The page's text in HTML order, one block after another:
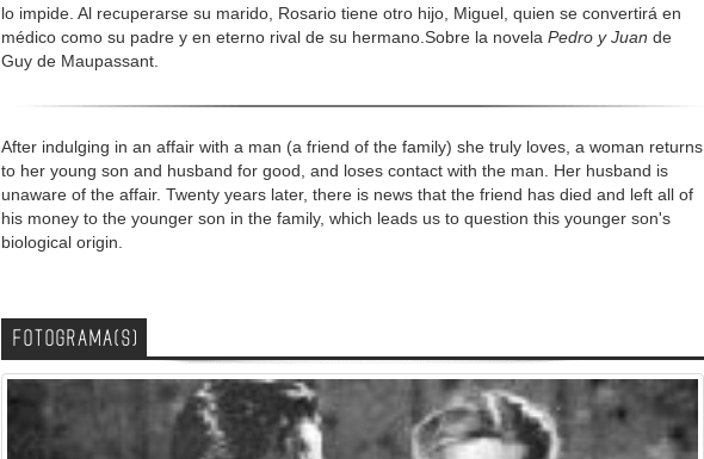
lo impide. Al recuperarse su marido, Rosario tiene otro hijo, Miguel, quien se convertirá en
médico como su padre y en eterno rival de su hermano.Sobre la novelaPedro y Juan de
Guy de Maupassant.
After indulging in an affair with a man (a friend of the family) she truly loves, a woman returns
to her young son and husband for good, and loses contact with the man. Her husband is
unaware of the affair. Twenty years later, there is news that the friend has died and left all of
his money to the younger son in the family, which leads us to question this younger son's
biological origin.
FOTOGRAMA(S)